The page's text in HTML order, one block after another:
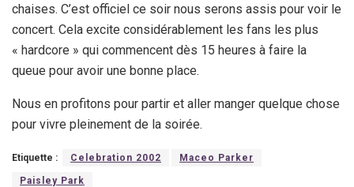
chaises. C’est officiel ce soir nous serons assis pour voir le
concert. Cela excite considérablement les fans les plus
« hardcore » qui commencent dès 15 heures à faire la
queue pour avoir une bonne place.
Nous en profitons pour partir et aller manger quelque chose
pour vivre pleinement de la soirée.
Etiquette : Celebration 2002 Maceo Parker
Paisley Park